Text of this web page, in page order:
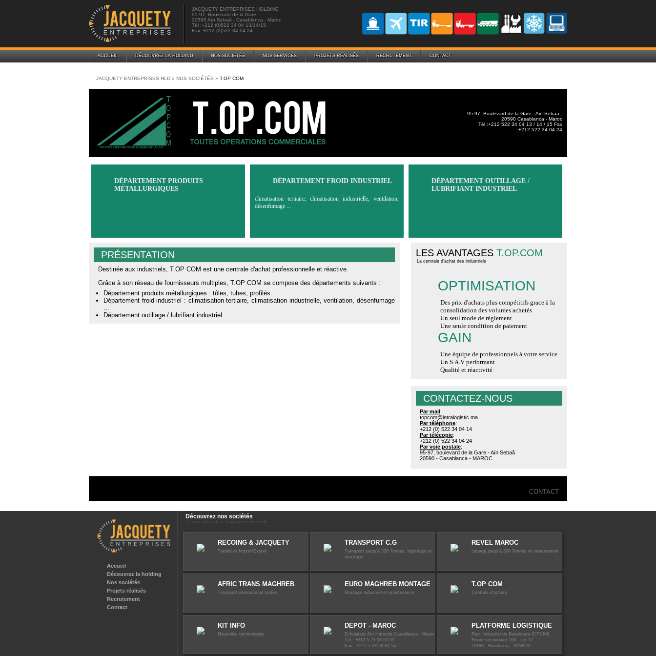
JACQUETY ENTREPRISES HOLDING
95-97, Boulevard de la Gare
20590 Aïn Sebaâ - Casablanca - Maroc
Tél :+212 (0)522 34 04 13/14/15
Fax :+212 (0)522 34 04 24
ACCUEIL DÉCOUVREZ LA HOLDING NOS SOCIÉTÉS NOS SERVICES PROJETS RÉALISÉS RECRUTEMENT CONTACT
JACQUETY ENTREPRISES HLD » NOS SOCIÉTÉS » T.OP COM
95-97, Boulevard de la Gare - Ain Sebaa -
20590 Casablanca - Maroc
Tél :+212 522 34 04 13 / 14 / 15 Fax
:+212 522 34 04 24
DÉPARTEMENT PRODUITS
MÉTALLURGIQUES
DÉPARTEMENT FROID INDUSTRIEL
climatisation tertiaire, climatisation industrielle, ventilation,
désenfumage ...
DÉPARTEMENT OUTILLAGE /
LUBRIFIANT INDUSTRIEL
PRÉSENTATION
Destinée aux industriels, T.OP COM est une centrale d'achat professionnelle et réactive.
Grâce à son réseau de fournisseurs multiples, T.OP COM se compose des départements suivants :
Département produits métallurgiques : tôles, tubes, profilés...
Département froid industriel : climatisation tertiaire, climatisation industrielle, ventilation, désenfumage
...
Département outillage / lubrifiant industriel
LES AVANTAGES T.OP.COM
La centrale d'achat des industriels
OPTIMISATION
Des prix d'achats plus compétitifs grace à la
consolidation des volumes achetés
Un seul mode de règlement
Une seule condition de paiement
GAIN
Une équipe de professionnels à votre service
Un S.A.V performant
Qualité et réactivité
CONTACTEZ-NOUS
Par mail:
topcom@intralogistic.ma
Par téléphone:
+212 (0) 522 34 04 14
Par télécopie:
+212 (0) 522 34 04 24
Par voie postale:
95-97, boulevard de la Gare - Aïn Sebaâ
20590 - Casablanca - MAROC
CONTACT
Accueil
Découvrez la holding
Nos sociétés
Projets réalisés
Recrutement
Contact
Découvrez nos sociétés
Le spécialiste de la logistique industrielle
RECOING & JACQUETY
Transit et Import/Export
TRANSPORT C.G
Transport jusqu'à 320 Tonnes, logistique et
stockage
REVEL MAROC
Levage jusqu'à 300 Tonnes et manutention
AFRIC TRANS MAGHREB
Transport international routier
EURO MAGHREB MONTAGE
Montage industriel et maintenance
T.OP COM
Centrale d'achats
KIT INFO
Nouvelles technologies
DEPOT - MAROC
Echalalate Aïn Harouda Casablanca - Maroc
Tél : +212 5 23 58 63 55
Fax : +212 5 23 58 63 54
PLATFORME LOGISTIQUE
Parc Industriel de Bouskoura (CFCIM)
Route secondaire 109 - Lot 77
20180 - Bouskoura - MAROC